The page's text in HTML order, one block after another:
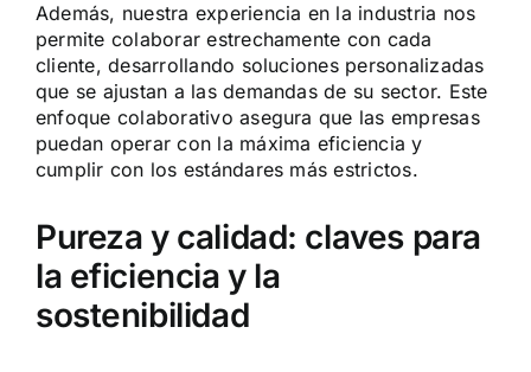
Además, nuestra experiencia en la industria nos
permite colaborar estrechamente con cada
cliente, desarrollando soluciones personalizadas
que se ajustan a las demandas de su sector. Este
enfoque colaborativo asegura que las empresas
puedan operar con la máxima eficiencia y
cumplir con los estándares más estrictos.
Pureza y calidad: claves para
la eficiencia y la
sostenibilidad